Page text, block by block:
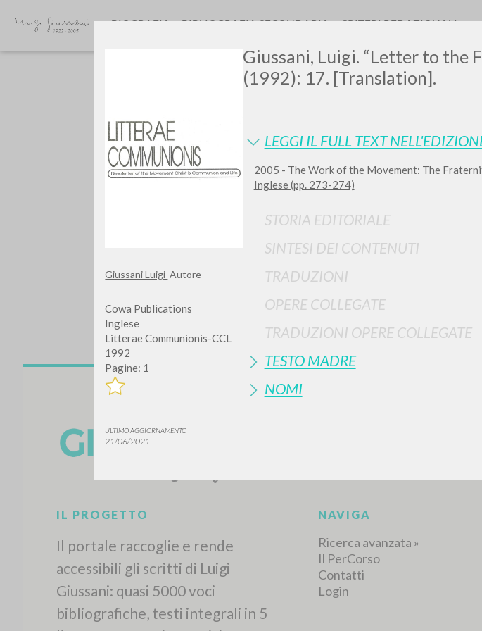
Giussani Luigi Autore
Cowa Publications
Inglese
Litterae Communionis-CCL
1992
Pagine: 1
ULTIMO AGGIORNAMENTO
21/06/2021
Giussani, Luigi. “Letter to the
(1992): 17. [Translation].
LEGGI IL FULL TEXT
2005 - The Work of the Movement: The
Inglese (pp. 273-274)
STORIA EDITORIALE
SINTESI DEI CONTENUTI
TRADUZIONI
OPERE COLLEGATE
TRADUZIONI OPERE COLLEGATE
TESTO MADRE
NOMI
BIOGRAFIA BIBLIOGRAFIA SECONDARIA CRITERI REDAZIONALI
0
Visualizza
IL PROGETTO
Il portale raccoglie e rende
accessibili gli scritti di Luigi
Giussani: quasi 5000 voci
bibliografiche, testi integrali in 5
NAVIGA
Ricerca avanzata »
Il PerCorso
Contatti
Login